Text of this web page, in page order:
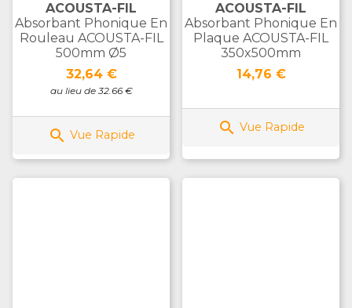
ACOUSTA-FIL
Absorbant Phonique En
Rouleau ACOUSTA-FIL
500mm Ø5
Prix
32,64 €
au lieu de 32.66 €
 Vue Rapide
ACOUSTA-FIL
Absorbant Phonique En
Plaque ACOUSTA-FIL
350x500mm
Prix
14,76 €
 Vue Rapide